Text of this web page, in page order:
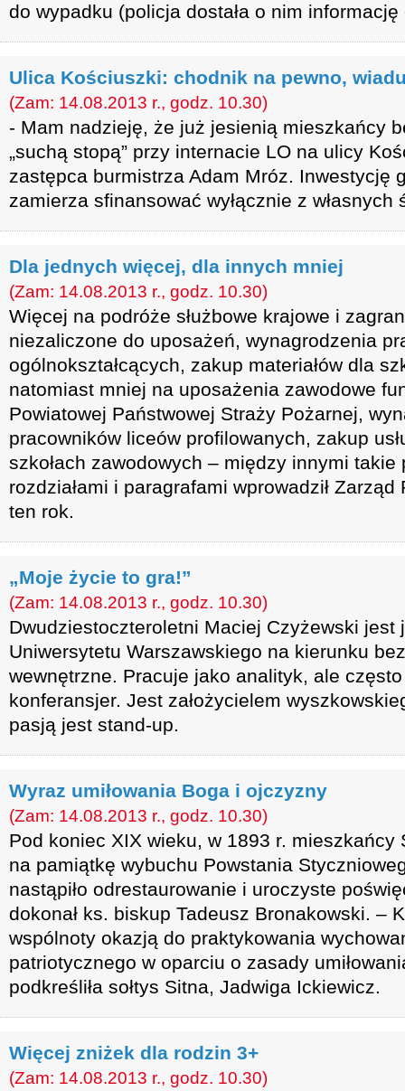
do wypadku (policja dostała o nim
Ulica Kościuszki: chodnik na pewno,
(Zam: 14.08.2013 r., godz. 10.30)
- Mam nadzieję, że już jesienią mieszkańcy
„suchą stopą” przy internacie LO na ulicy
zastępca burmistrza Adam Mróz. Inwestycję
zamierza sfinansować wyłącznie z własnych
Dla jednych więcej, dla innych mniej
(Zam: 14.08.2013 r., godz. 10.30)
Więcej na podróże służbowe krajowe i
niezaliczone do uposażeń, wynagrodzenia
ogólnokształcących, zakup materiałów dla
natomiast mniej na uposażenia zawodowe
Powiatowej Państwowej Straży Pożarnej,
pracowników liceów profilowanych, zakup
szkołach zawodowych – między innymi
rozdziałami i paragrafami wprowadził
ten rok.
„Moje życie to gra!”
(Zam: 14.08.2013 r., godz. 10.30)
Dwudziestoczteroletni Maciej Czyżewski jest
Uniwersytetu Warszawskiego na kierunku
wewnętrzne. Pracuje jako analityk, ale
konferansjer. Jest założycielem
pasją jest stand-up.
Wyraz umiłowania Boga i ojczyzny
(Zam: 14.08.2013 r., godz. 10.30)
Pod koniec XIX wieku, w 1893 r.
na pamiątkę wybuchu Powstania
nastąpiło odrestaurowanie i uroczyste
dokonał ks. biskup Tadeusz Bronakowski. –
wspólnoty okazją do praktykowania
patriotycznego w oparciu o zasady
podkreśliła sołtys Sitna, Jadwiga Ickiewicz.
Więcej zniżek dla rodzin 3+
(Zam: 14.08.2013 r., godz. 10.30)